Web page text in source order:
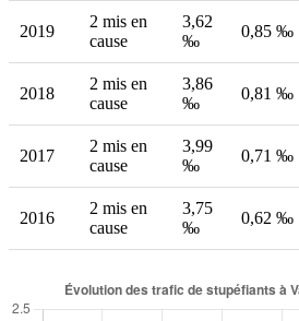
2019
2 mis en
cause
3,62
‰
0,85 ‰
2018
2 mis en
cause
3,86
‰
0,81 ‰
2017
2 mis en
cause
3,99
‰
0,71 ‰
2016
2 mis en
cause
3,75
‰
0,62 ‰